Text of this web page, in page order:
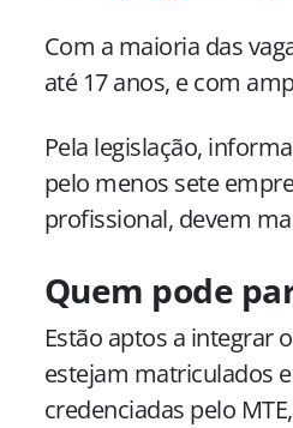
Com a maioria das
até 17 anos, e com
Pela legislação,
pelo menos sete
profissional, devem
Quem pode
Estão aptos a integrar
estejam matriculados
credenciadas pelo